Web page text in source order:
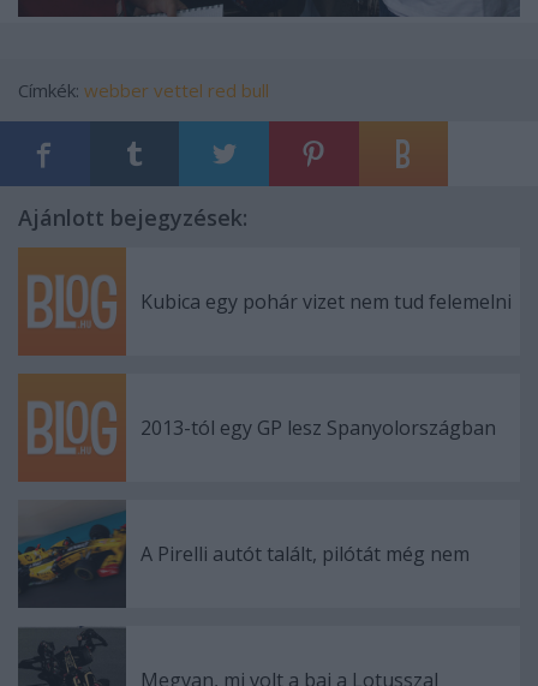
Címkék: webber vettel red bull
Ajánlott bejegyzések:
Kubica egy pohár vizet nem tud felemelni
2013-tól egy GP lesz Spanyolországban
A Pirelli autót talált, pilótát még nem
Megvan, mi volt a baj a Lotusszal